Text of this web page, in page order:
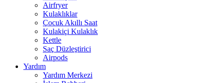
Airfryer
Kulaklıklar
Çocuk Akıllı Saat
Kulakiçi Kulaklık
Kettle
Saç Düzleştirici
Airpods
Yardım
Yardım Merkezi